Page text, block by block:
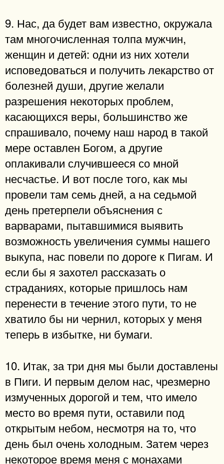
9. Нас, да будет вам известно, окружала
там многочисленная толпа мужчин,
женщин и детей: одни из них хотели
исповедоваться и получить лекарство от
болезней души, другие желали
разрешения некоторых проблем,
касающихся веры, большинство же
спрашивало, почему наш народ в такой
мере оставлен Богом, а другие
оплакивали случившееся со мной
несчастье. И вот после того, как мы
провели там семь дней, а на седьмой
день претерпели объяснения с
варварами, пытавшимися выявить
возможность увеличения суммы нашего
выкупа, нас повели по дороге к Пигам. И
если бы я захотел рассказать о
страданиях, которые пришлось нам
перенести в течение этого пути, то не
хватило бы ни чернил, которых у меня
теперь в избытке, ни бумаги.
10. Итак, за три дня мы были доставлены
в Пиги. И первым делом нас, чрезмерно
измученных дорогой и тем, что имело
место во время пути, оставили под
открытым небом, несмотря на то, что
день был очень холодным. Затем через
некоторое время меня с монахами